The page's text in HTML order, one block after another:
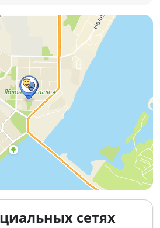
можно будет петь
живое звучание
исполнение, а также
— ансамбля
«Живица»🌿
кто любит музыку, народные
— приходите с хорошим
петь вместе ✨
«Приморский», ул. Молодости,
сетях